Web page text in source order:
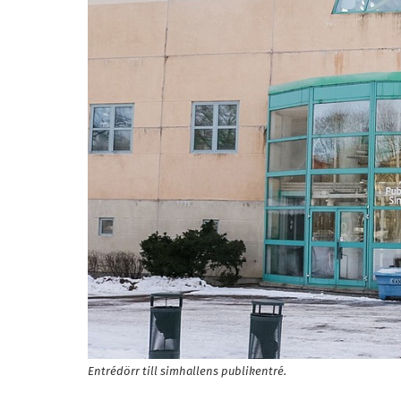
Entrédörr till simhallens publikentré.